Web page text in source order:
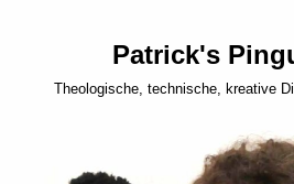
Patrick's
Theologische, technische, kreative